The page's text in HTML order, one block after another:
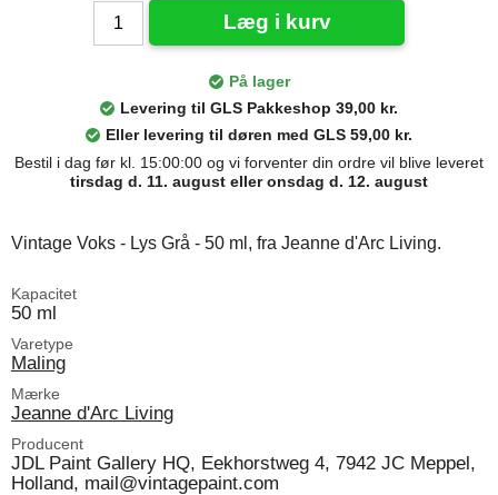
Læg i kurv
På lager
Levering til GLS Pakkeshop 39,00 kr.
Eller levering til døren med GLS 59,00 kr.
Bestil i dag før kl. 15:00:00 og vi forventer din ordre vil blive leveret
tirsdag d. 11. august eller onsdag d. 12. august
Vintage Voks - Lys Grå - 50 ml, fra Jeanne d'Arc Living.
Kapacitet
50 ml
Varetype
Maling
Mærke
Jeanne d'Arc Living
Producent
JDL Paint Gallery HQ, Eekhorstweg 4, 7942 JC Meppel,
Holland, mail@vintagepaint.com